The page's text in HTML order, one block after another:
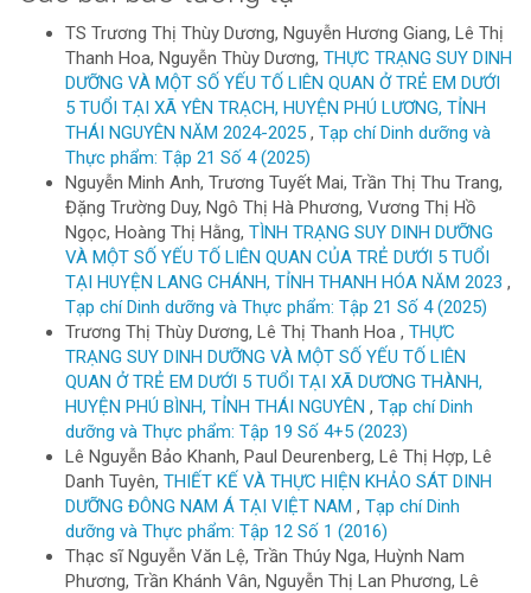
TS Trương Thị Thùy Dương, Nguyễn Hương Giang, Lê Thị
Thanh Hoa, Nguyễn Thùy Dương, THỰC TRẠNG SUY DINH
DƯỠNG VÀ MỘT SỐ YẾU TỐ LIÊN QUAN Ở TRẺ EM DƯỚI
5 TUỔI TẠI XÃ YÊN TRẠCH, HUYỆN PHÚ LƯƠNG, TỈNH
THÁI NGUYÊN NĂM 2024-2025 , Tạp chí Dinh dưỡng và
Thực phẩm: Tập 21 Số 4 (2025)
Nguyễn Minh Anh, Trương Tuyết Mai, Trần Thị Thu Trang,
Đặng Trường Duy, Ngô Thị Hà Phương, Vương Thị Hồ
Ngọc, Hoàng Thị Hằng, TÌNH TRẠNG SUY DINH DƯỠNG
VÀ MỘT SỐ YẾU TỐ LIÊN QUAN CỦA TRẺ DƯỚI 5 TUỔI
TẠI HUYỆN LANG CHÁNH, TỈNH THANH HÓA NĂM 2023 ,
Tạp chí Dinh dưỡng và Thực phẩm: Tập 21 Số 4 (2025)
Trương Thị Thùy Dương, Lê Thị Thanh Hoa , THỰC
TRẠNG SUY DINH DƯỠNG VÀ MỘT SỐ YẾU TỐ LIÊN
QUAN Ở TRẺ EM DƯỚI 5 TUỔI TẠI XÃ DƯƠNG THÀNH,
HUYỆN PHÚ BÌNH, TỈNH THÁI NGUYÊN , Tạp chí Dinh
dưỡng và Thực phẩm: Tập 19 Số 4+5 (2023)
Lê Nguyễn Bảo Khanh, Paul Deurenberg, Lê Thị Hợp, Lê
Danh Tuyên, THIẾT KẾ VÀ THỰC HIỆN KHẢO SÁT DINH
DƯỠNG ĐÔNG NAM Á TẠI VIỆT NAM , Tạp chí Dinh
dưỡng và Thực phẩm: Tập 12 Số 1 (2016)
Thạc sĩ Nguyễn Văn Lệ, Trần Thúy Nga, Huỳnh Nam
Phương, Trần Khánh Vân, Nguyễn Thị Lan Phương, Lê